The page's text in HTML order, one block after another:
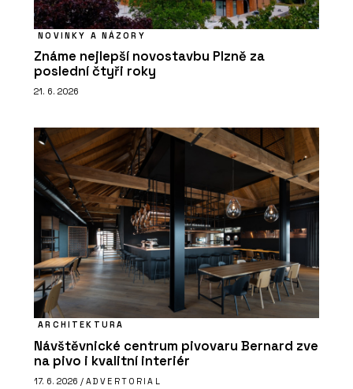
NOVINKY A NÁZORY
Známe nejlepší novostavbu Plzně za
poslední čtyři roky
21. 6. 2026
ARCHITEKTURA
Návštěvnické centrum pivovaru Bernard zve
na pivo i kvalitní interiér
17. 6. 2026 / ADVERTORIAL